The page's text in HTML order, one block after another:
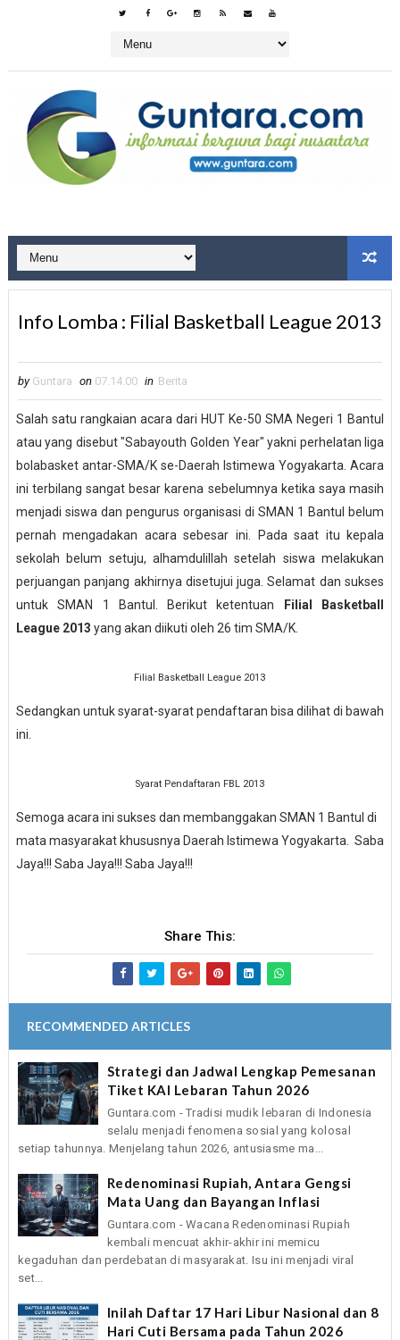
Info Lomba : Filial Basketball League 2013
by Guntara on 07.14.00 in Berita
Salah satu rangkaian acara dari HUT Ke-50 SMA Negeri 1 Bantul
atau yang disebut "Sabayouth Golden Year" yakni perhelatan liga
bolabasket antar-SMA/K se-Daerah Istimewa Yogyakarta. Acara
ini terbilang sangat besar karena sebelumnya ketika saya masih
menjadi siswa dan pengurus organisasi di SMAN 1 Bantul belum
pernah mengadakan acara sebesar ini. Pada saat itu kepala
sekolah belum setuju, alhamdulillah setelah siswa melakukan
perjuangan panjang akhirnya disetujui juga. Selamat dan sukses
untuk SMAN 1 Bantul. Berikut ketentuan
Filial Basketball
League 2013 yang akan diikuti oleh 26 tim SMA/K.
Filial Basketball League 2013
Sedangkan untuk syarat-syarat pendaftaran bisa dilihat di bawah
ini.
Syarat Pendaftaran FBL 2013
Semoga acara ini sukses dan membanggakan SMAN 1 Bantul di
mata masyarakat khususnya Daerah Istimewa Yogyakarta. Saba
Jaya!!! Saba Jaya!!! Saba Jaya!!!
Share This:
RECOMMENDED ARTICLES
Strategi dan Jadwal Lengkap Pemesanan
Tiket KAI Lebaran Tahun 2026
Guntara.com - Tradisi mudik lebaran di Indonesia
selalu menjadi fenomena sosial yang kolosal
setiap tahunnya. Menjelang tahun 2026, antusiasme ma...
Redenominasi Rupiah, Antara Gengsi
Mata Uang dan Bayangan Inflasi
Guntara.com - Wacana Redenominasi Rupiah
kembali mencuat akhir-akhir ini memicu
kegaduhan dan perdebatan di masyarakat. Isu ini menjadi viral
set...
Inilah Daftar 17 Hari Libur Nasional dan 8
Hari Cuti Bersama pada Tahun 2026